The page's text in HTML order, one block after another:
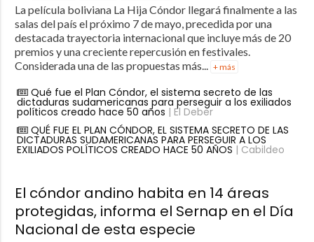
La película boliviana La Hija Cóndor llegará finalmente a las
salas del país el próximo 7 de mayo, precedida por una
destacada trayectoria internacional que incluye más de 20
premios y una creciente repercusión en festivales.
Considerada una de las propuestas más... + más
Qué fue el Plan Cóndor, el sistema secreto de las
dictaduras sudamericanas para perseguir a los exiliados
políticos creado hace 50 años | El Deber
QUÉ FUE EL PLAN CÓNDOR, EL SISTEMA SECRETO DE LAS
DICTADURAS SUDAMERICANAS PARA PERSEGUIR A LOS
EXILIADOS POLÍTICOS CREADO HACE 50 AÑOS | Cabildeo
El cóndor andino habita en 14 áreas
protegidas, informa el Sernap en el Día
Nacional de esta especie